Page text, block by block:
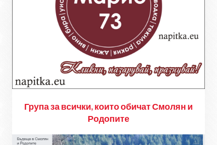
Група за всички, които обичат Смолян и
Родопите